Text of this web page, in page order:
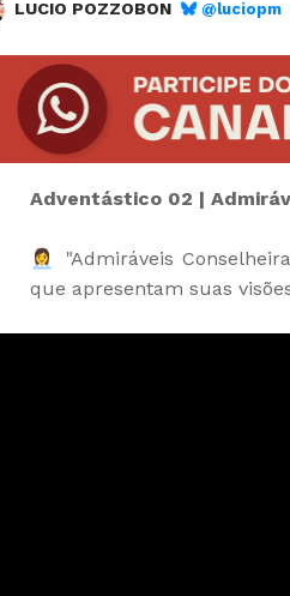
LUCIO POZZOBON @luciopm
Adventástico 02 |
👩‍💼 "Admiráveis
que apresentam suas